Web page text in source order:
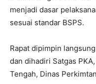
menjadi dasar
sesuai standar BSPS.
Rapat dipimpin
dan dihadiri Satgas
Tengah, Dinas